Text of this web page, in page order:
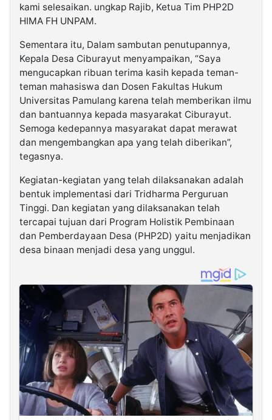
kami selesaikan. ungkap Rajib, Ketua Tim PHP2D
HIMA FH UNPAM.
Sementara itu, Dalam sambutan penutupannya,
Kepala Desa Ciburayut menyampaikan, “Saya
mengucapkan ribuan terima kasih kepada teman-
teman mahasiswa dan Dosen Fakultas Hukum
Universitas Pamulang karena telah memberikan ilmu
dan bantuannya kepada masyarakat Ciburayut.
Semoga kedepannya masyarakat dapat merawat
dan mengembangkan apa yang telah diberikan”,
tegasnya.
Kegiatan-kegiatan yang telah dilaksanakan adalah
bentuk implementasi dari Tridharma Perguruan
Tinggi. Dan kegiatan yang dilaksanakan telah
tercapai tujuan dari Program Holistik Pembinaan
dan Pemberdayaan Desa (PHP2D) yaitu menjadikan
desa binaan menjadi desa yang unggul.